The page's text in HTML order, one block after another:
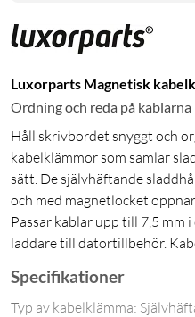
Luxorparts Magnetisk
Ordning och reda på kablarna
Håll skrivbordet snyggt och
kabelklämmor som samlar
sätt. De självhäftande
och med magnetlocket
Passar kablar upp till 7,5
laddare till datortillbehör.
Specifikationer
Typ av kabelklämma: